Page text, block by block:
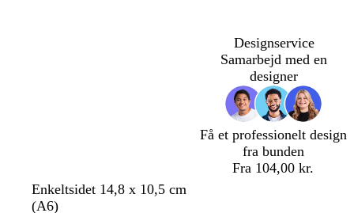
s
ø
l
y
l
y
Enkeltsidet 14,8 x 10,5 cm
(A6)
Designservice
Samarbejd med en
designer
Få et professionelt design
fra bunden
Fra 104,00 kr.